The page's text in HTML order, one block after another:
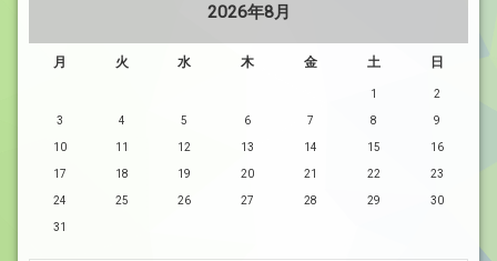
2026年8月
月 火 水 木 金 土 日
1 2
3 4 5 6 7 8 9
10 11 12 13 14 15 16
17 18 19 20 21 22 23
24 25 26 27 28 29 30
31